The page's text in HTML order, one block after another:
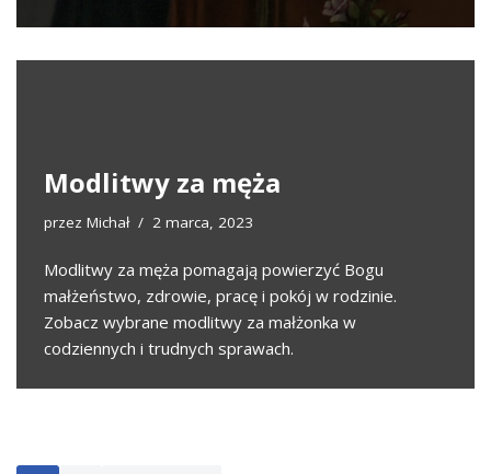
Modlitwy za męża
przez Michał 2 marca, 2023
Modlitwy za męża pomagają powierzyć Bogu
małżeństwo, zdrowie, pracę i pokój w rodzinie.
Zobacz wybrane modlitwy za małżonka w
codziennych i trudnych sprawach.